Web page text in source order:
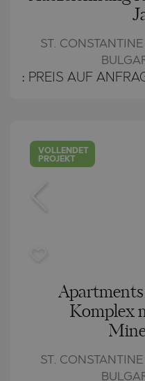
ST.
: PREIS AUF
VOLLENDET
PROJEKT
Komplex
ST.